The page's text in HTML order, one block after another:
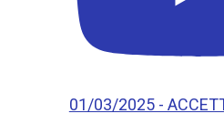
01/03/2025 -